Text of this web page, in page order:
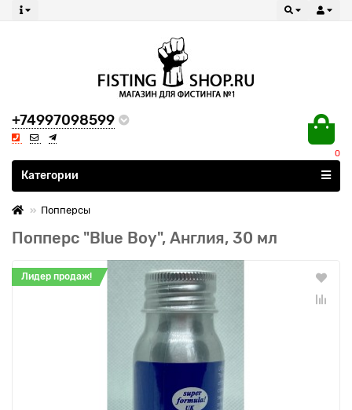
+74997098599
0
Все категории
Категории
Попперсы
Попперс "Blue Boy", Англия, 30 мл
Лидер продаж!